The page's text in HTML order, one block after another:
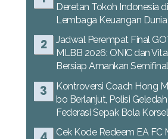
Deretan Tokoh Indonesia di
Lembaga Keuangan Dunia
Jadwal Perempat Final
MLBB 2026: ONIC dan
Bersiap Amankan Semifinal
Kontroversi Coach Hong
bo Berlanjut, Polisi Geledah
Federasi Sepak Bola Korsel
Cek Kode Redeem EA FC